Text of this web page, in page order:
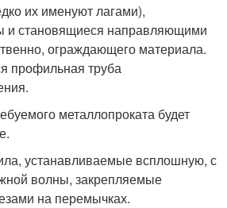
их именуют лагами),
становящиеся направляющими
ограждающего материала.
профильная труба
металлопроката будет
устанавливаемые всплошную, с
волны, закрепляемые
на перемычках.